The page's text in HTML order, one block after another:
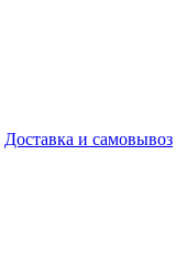
Доставка и самовывоз